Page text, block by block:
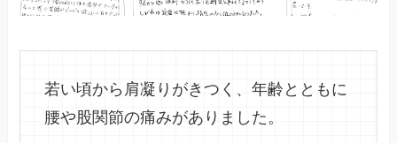
若い頃から肩凝りがきつく、年齢とともに
腰や股関節の痛みがありました。